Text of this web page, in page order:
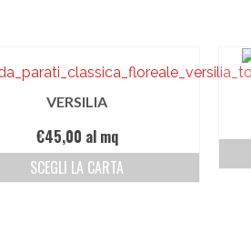
VERSILIA
€45,00 al mq
SCEGLI LA CARTA